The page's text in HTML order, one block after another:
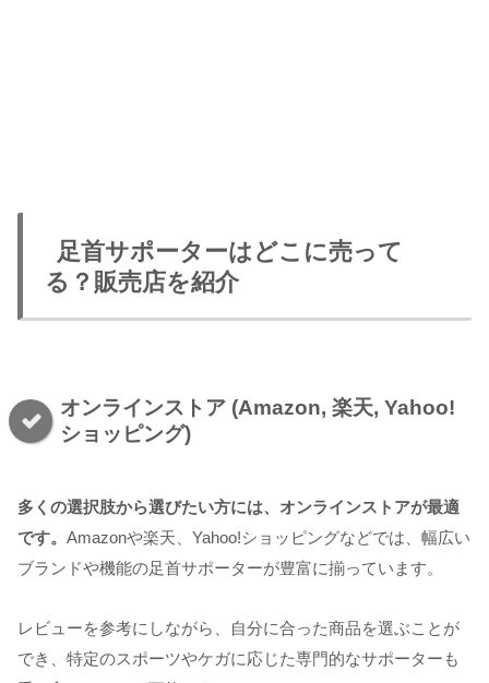
足首サポーターはどこに売って
る？販売店を紹介
オンラインストア (Amazon, 楽天, Yahoo!
ショッピング)
多くの選択肢から選びたい方には、オンラインストアが最適
です。 Amazonや楽天、Yahoo!ショッピングなどでは、幅広い
ブランドや機能の足首サポーターが豊富に揃っています。
レビューを参考にしながら、自分に合った商品を選ぶことが
でき、特定のスポーツやケガに応じた専門的なサポーターも